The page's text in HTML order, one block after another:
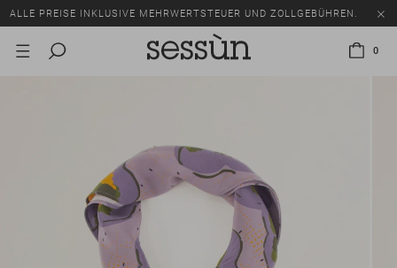
ALLE PREISE INKLUSIVE MEHRWERTSTEUER UND ZOLLGEBÜHREN.
SALE: BIS ZU -50% AUF EINE AUSWAHL AN ARTIKELN.
0